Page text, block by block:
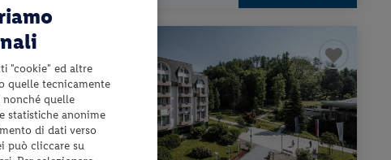
"cookie" ed altre
quelle tecnicamente
quelle
statistiche anonime
di dati verso
può cliccare su